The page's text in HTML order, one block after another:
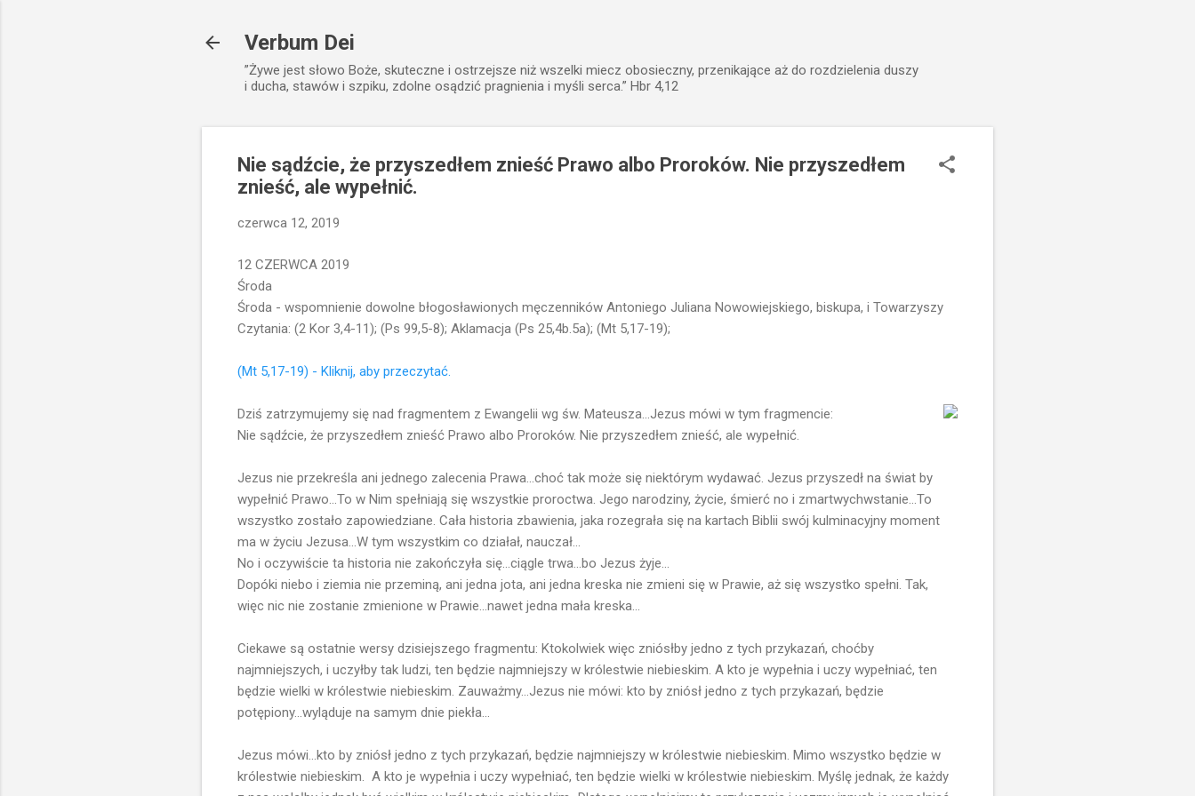
Verbum Dei
”Żywe jest słowo Boże, skuteczne i ostrzejsze niż wszelki miecz obosieczny, przenikające aż do rozdzielenia duszy
i ducha, stawów i szpiku, zdolne osądzić pragnienia i myśli serca.” Hbr 4,12
Nie sądźcie, że przyszedłem znieść Prawo albo Proroków. Nie przyszedłem
znieść, ale wypełnić.
czerwca 12, 2019
12 CZERWCA 2019
Środa
Środa - wspomnienie dowolne błogosławionych męczenników Antoniego Juliana Nowowiejskiego, biskupa, i Towarzyszy
Czytania: (2 Kor 3,4-11); (Ps 99,5-8); Aklamacja (Ps 25,4b.5a); (Mt 5,17-19);
(Mt 5,17-19) - Kliknij, aby przeczytać.
Dziś zatrzymujemy się nad fragmentem z Ewangelii wg św. Mateusza...Jezus mówi w tym fragmencie:
Nie sądźcie, że przyszedłem znieść Prawo albo Proroków. Nie przyszedłem znieść, ale wypełnić.
Jezus nie przekreśla ani jednego zalecenia Prawa...choć tak może się niektórym wydawać. Jezus przyszedł na świat by
wypełnić Prawo...To w Nim spełniają się wszystkie proroctwa. Jego narodziny, życie, śmierć no i zmartwychwstanie...To
wszystko zostało zapowiedziane. Cała historia zbawienia, jaka rozegrała się na kartach Biblii swój kulminacyjny moment
ma w życiu Jezusa...W tym wszystkim co działał, nauczał...
No i oczywiście ta historia nie zakończyła się...ciągle trwa...bo Jezus żyje...
Dopóki niebo i ziemia nie przeminą, ani jedna jota, ani jedna kreska nie zmieni się w Prawie, aż się wszystko spełni. Tak,
więc nic nie zostanie zmienione w Prawie...nawet jedna mała kreska...
Ciekawe są ostatnie wersy dzisiejszego fragmentu: Ktokolwiek więc zniósłby jedno z tych przykazań, choćby
najmniejszych, i uczyłby tak ludzi, ten będzie najmniejszy w królestwie niebieskim. A kto je wypełnia i uczy wypełniać, ten
będzie wielki w królestwie niebieskim. Zauważmy...Jezus nie mówi: kto by zniósł jedno z tych przykazań, będzie
potępiony...wyląduje na samym dnie piekła...
Jezus mówi...kto by zniósł jedno z tych przykazań, będzie najmniejszy w królestwie niebieskim. Mimo wszystko będzie w
królestwie niebieskim. A kto je wypełnia i uczy wypełniać, ten będzie wielki w królestwie niebieskim. Myślę jednak, że każdy